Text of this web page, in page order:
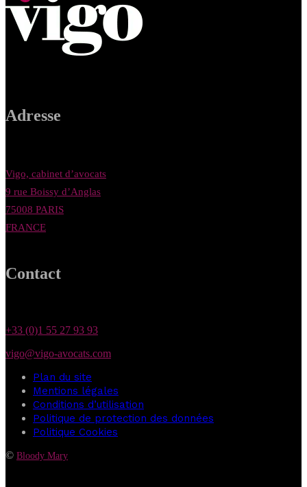
Adresse
Vigo, cabinet d’avocats
9 rue Boissy d’Anglas
75008 PARIS
FRANCE
Contact
+33 (0)1 55 27 93 93
vigo@vigo-avocats.com
Plan du site
Mentions légales
Conditions d’utilisation
Politique de protection des données
Politique Cookies
© Bloody Mary